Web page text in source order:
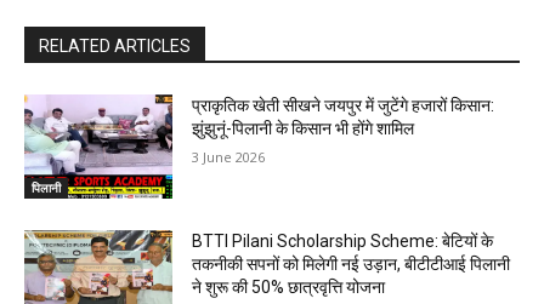
RELATED ARTICLES
पिलानी
प्राकृतिक खेती सीखने जयपुर में जुटेंगे हजारों किसान:
झुंझुनूं-पिलानी के किसान भी होंगे शामिल
3 June 2026
BTTI Pilani Scholarship Scheme: बेटियों के
तकनीकी सपनों को मिलेगी नई उड़ान, बीटीटीआई पिलानी
ने शुरू की 50% छात्रवृत्ति योजना